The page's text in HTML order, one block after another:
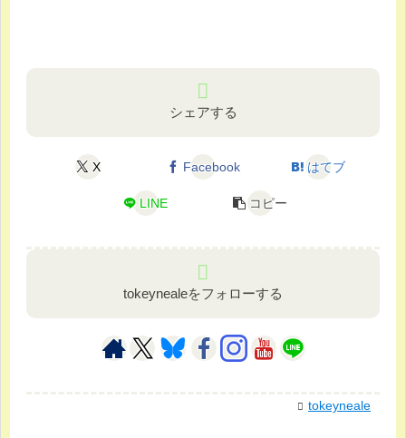
シェアする
X Facebook はてブ
LINE コピー
tokeynealeをフォローする
tokeyneale